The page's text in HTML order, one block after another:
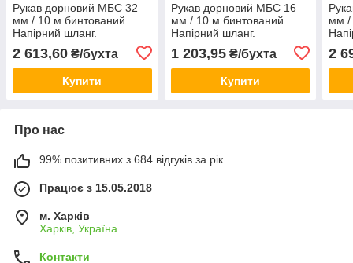
Рукав дорновий МБС 32
мм / 10 м бинтований.
Напірний шланг.
2 613,60 ₴/бухта
Купити
Рукав дорновий МБС 16
мм / 10 м бинтований.
Напірний шланг.
1 203,95₴/бухта
Купити
мм /
2
Про нас
99% позитивних з 684 відгуків за рік
Працює з 15.05.2018
м. Харків
Харків, Україна
Контакти